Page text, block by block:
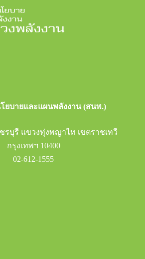
ยบายและแผนพลังงาน (สนพ.)
ชรบุรี แขวงทุ่งพญาไท เขตราชเทวี
กรุงเทพฯ 10400
02-612-1555